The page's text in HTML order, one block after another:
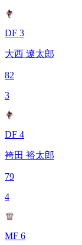
DF 3
大西 遼太郎
82
3
DF 4
袴田 裕太郎
79
4
MF 6